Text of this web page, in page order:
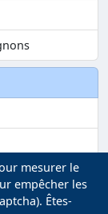
mesurer le
empêcher les
Êtes-